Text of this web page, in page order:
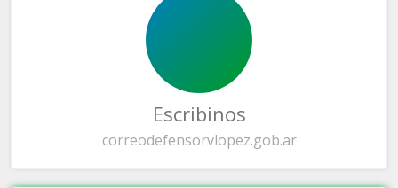
Escribinos
correodefensorvlopez.gob.ar